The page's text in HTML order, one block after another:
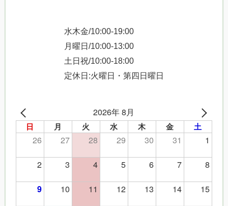
水木金/10:00-19:00
月曜日/10:00-13:00
土日祝/10:00-18:00
定休日:火曜日・第四日曜日
2026年 8月
日 月 火 水 木 金 土
26 27 28 29 30 31
1
2
3 4 5 6 7 8
9 10 11 12 13 14
15